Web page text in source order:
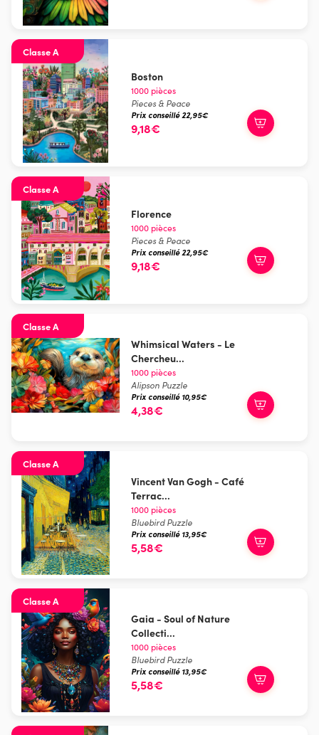
Classe A
Boston
1000 pièces
Pieces & Peace
Prix conseillé 22,95€
9,18€
Classe A
Florence
1000 pièces
Pieces & Peace
Prix conseillé 22,95€
9,18€
Classe A
Whimsical Waters - Le
Chercheu...
1000 pièces
Alipson Puzzle
Prix conseillé 10,95€
4,38€
Classe A
Vincent Van Gogh - Café
Terrac...
1000 pièces
Bluebird Puzzle
Prix conseillé 13,95€
5,58€
Classe A
Gaia - Soul of Nature
Collecti...
1000 pièces
Bluebird Puzzle
Prix conseillé 13,95€
5,58€